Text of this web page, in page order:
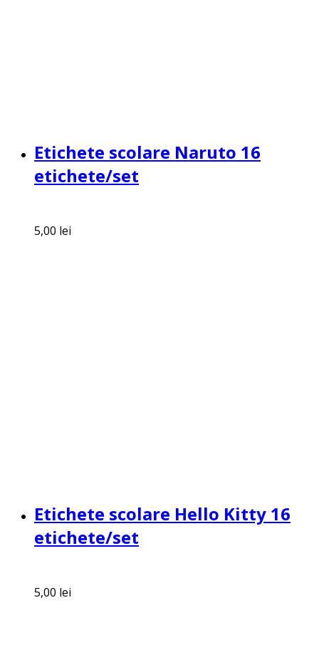
Etichete scolare Naruto 16
etichete/set
5,00 lei
Etichete scolare Hello Kitty 16
etichete/set
5,00 lei